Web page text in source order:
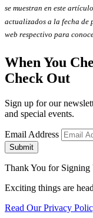
se muestran en este
actualizados a la fecha de
web respectivo para
When You
Check Out
Sign up for our
and special events.
Email Address
Submit
Thank You for Signing
Exciting things are
Read Our Privacy